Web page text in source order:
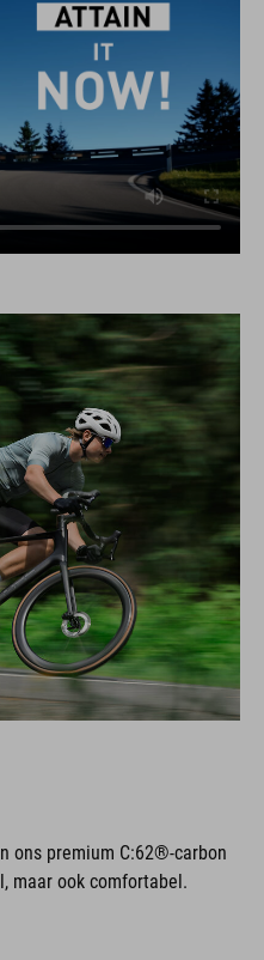
ons premium C:62®-carbon
maar ook comfortabel.